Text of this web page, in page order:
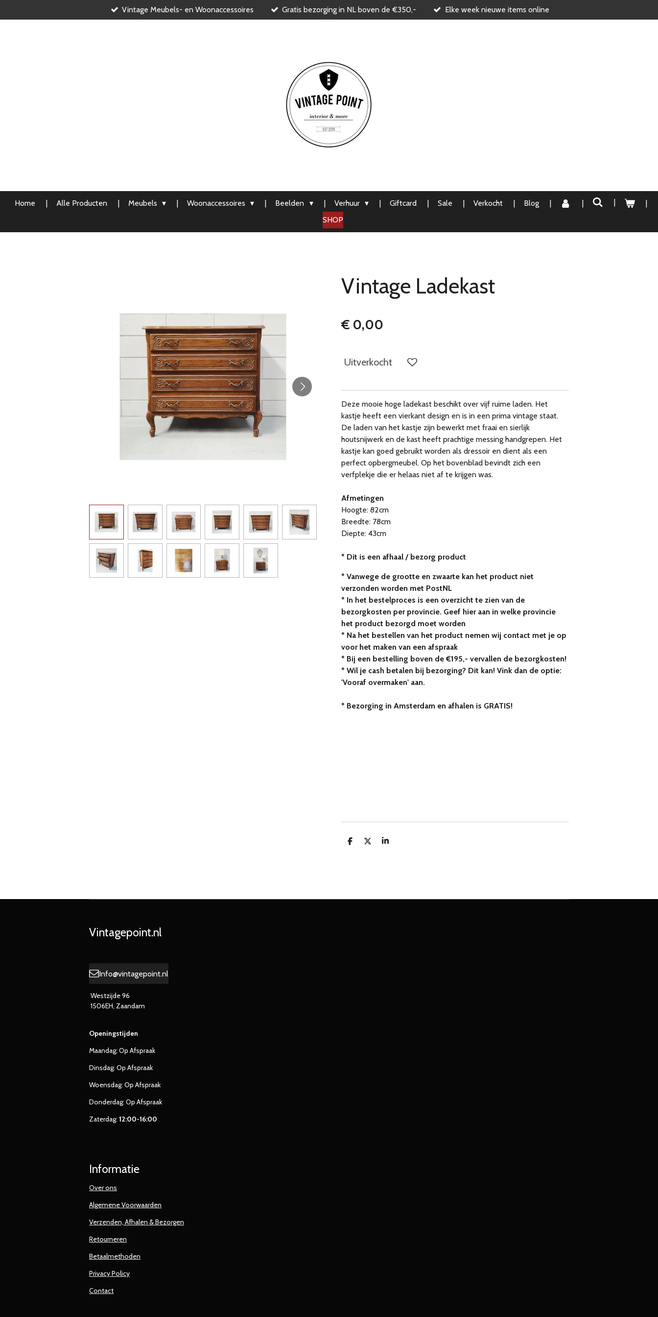
direct
Vintage Meubels- en Woonaccessoires Gratis bezorging in NL boven de €350,- Elke week nieuwe items online
Home Alle Producten Meubels Woonaccessoires Beelden Verhuur Giftcard Sale Verkocht
Blog
SHOP
Vintage Ladekast
€ 0,00
Uitverkocht
Deze mooie hoge ladekast beschikt over vijf ruime laden. Het
kastje heeft een vierkant design en is in een prima vintage staat.
De laden van het kastje zijn bewerkt met fraai en sierlijk
houtsnijwerk en de kast heeft prachtige messing handgrepen. Het
kastje kan goed gebruikt worden als dressoir en dient als een
perfect opbergmeubel. Op het bovenblad bevindt zich een
verfplekje die er helaas niet af te krijgen was.
Afmetingen
Hoogte: 82cm
Breedte: 78cm
Diepte: 43cm
* Dit is een afhaal / bezorg product
* Vanwege de grootte en zwaarte kan het product niet
verzonden worden met PostNL
* In het bestelproces is een overzicht te zien van de
bezorgkosten per provincie. Geef hier aan in welke provincie
het product bezorgd moet worden
* Na het bestellen van het product nemen wij contact met je op
voor het maken van een afspraak
* Bij een bestelling boven de €195,- vervallen de bezorgkosten!
* Wil je cash betalen bij bezorging? Dit kan! Vink dan de optie:
'Vooraf overmaken' aan.
* Bezorging in Amsterdam en afhalen is GRATIS!
D
D
S
Vintagepoint.nl
Info@vintagepoint.nl
Westzijde 96
1506EH, Zaandam
Openingstijden
Maandag; Op Afspraak
Dinsdag: Op Afspraak
Woensdag: Op Afspraak
Donderdag: Op Afspraak
Zaterdag: 12:00-16:00
Informatie
Over ons
Algemene Voorwaarden
Verzenden, Afhalen & Bezorgen
Retourneren
Betaalmethoden
Privacy Policy
Contact